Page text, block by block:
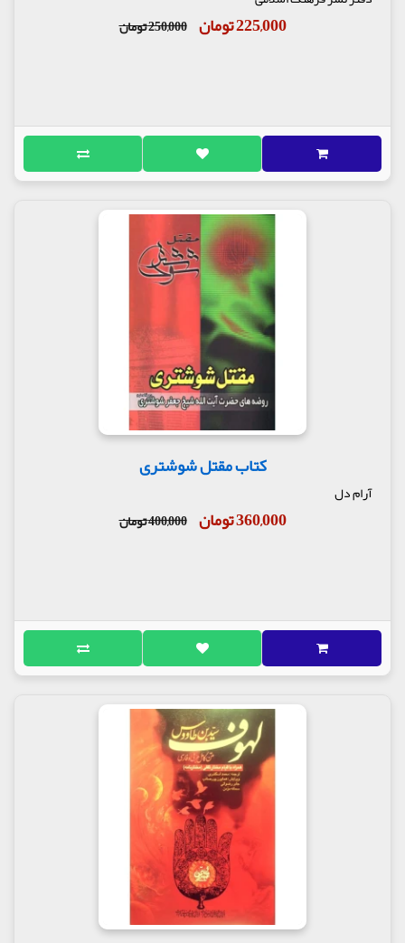
225,000 تومان 250,000 تومان
کتاب مقتل شوشتری
آرام دل
360,000 تومان 400,000 تومان